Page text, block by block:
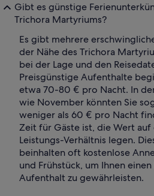
Gibt es günstige
Trichora Martyriums?
Es gibt mehrere
der Nähe des Trichora
bei der Lage und den
Preisgünstige Aufenthalte
etwa 70-80 € pro Nacht. In
wie November könnten Sie
weniger als 60 € pro Nacht
Zeit für Gäste ist, die Wert auf
Leistungs-Verhältnis legen.
beinhalten oft kostenlose
und Frühstück, um Ihnen
Aufenthalt zu gewährleisten.